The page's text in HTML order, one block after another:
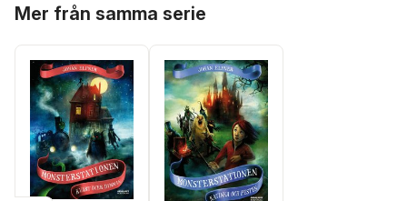
Mer från samma serie